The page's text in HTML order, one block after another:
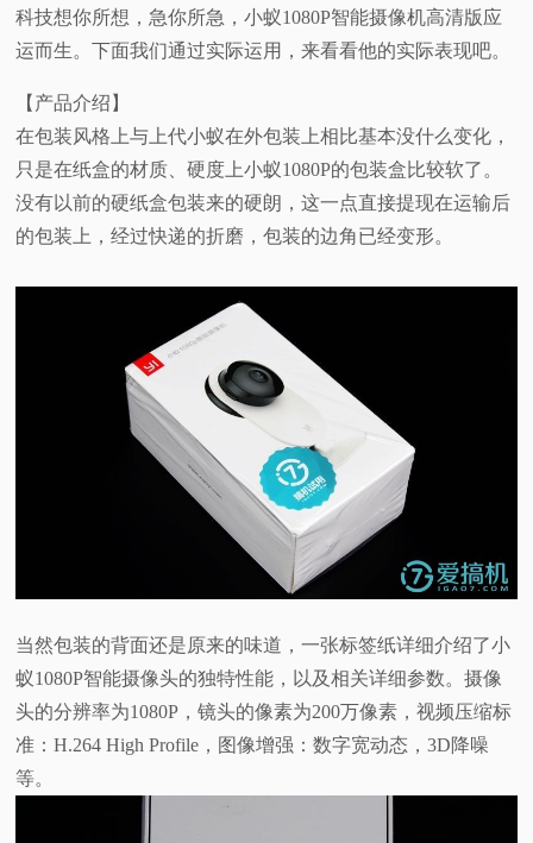
体
验
专
题
科技想你所想，急你所急，小蚁1080P智能摄像机高清版应
运而生。下面我们通过实际运用，来看看他的实际表现吧。
【产品介绍】
在包装风格上与上代小蚁在外包装上相比基本没什么变化，
只是在纸盒的材质、硬度上小蚁1080P的包装盒比较软了。
没有以前的硬纸盒包装来的硬朗，这一点直接提现在运输后
的包装上，经过快递的折磨，包装的边角已经变形。
当然包装的背面还是原来的味道，一张标签纸详细介绍了小
蚁1080P智能摄像头的独特性能，以及相关详细参数。摄像
头的分辨率为1080P，镜头的像素为200万像素，视频压缩标
准：H.264 High Profile，图像增强：数字宽动态，3D降噪
等。